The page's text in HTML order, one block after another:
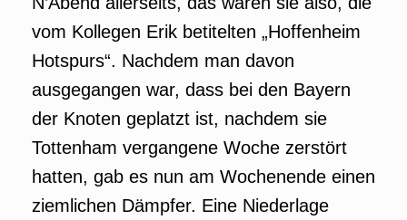
vom Kollegen Erik betitelten „Hoffenheim
Hotspurs“. Nachdem man davon
ausgegangen war, dass bei den Bayern
der Knoten geplatzt ist, nachdem sie
Tottenham vergangene Woche zerstört
hatten, gab es nun am Wochenende einen
ziemlichen Dämpfer. Eine Niederlage